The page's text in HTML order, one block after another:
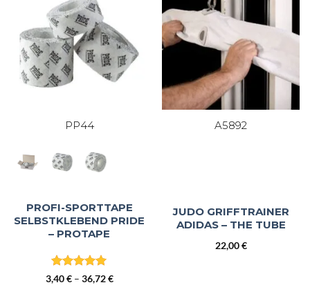
PP44
PROFI-SPORTTAPE
SELBSTKLEBEND PRIDE
– PROTAPE
Bewertet
3,40€ – 36,72€Preisspanne:
A5892
JUDO GRIFFTRAINER
ADIDAS – THE TUBE
22,00€